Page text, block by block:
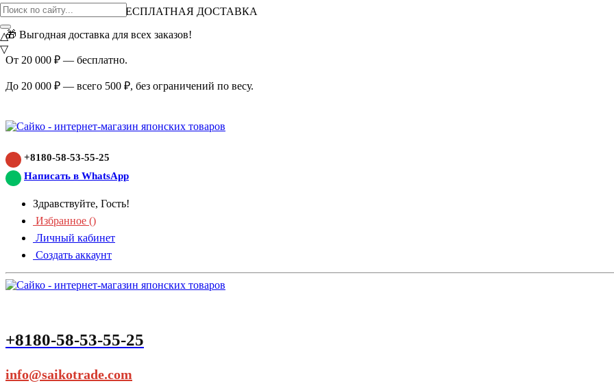
ВНИМАНИЕ АКЦИЯ!
БЕСПЛАТНАЯ ДОСТАВКА
🎁 Выгодная доставка для всех заказов!
От 20 000 ₽ — бесплатно.
До 20 000 ₽ — всего 500 ₽, без ограничений по весу.
+8180-58-53-55-25
Написать в WhatsApp
Здравствуйте, Гость!
Избранное ()
Личный кабинет
Создать аккаунт
+8180-58-53-55-25
info@saikotrade.com
△
▽